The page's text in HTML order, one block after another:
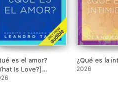
es el amor?
Is Love?]
¿Qué es la
2026